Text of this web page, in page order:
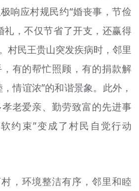
响应村规民约“婚丧事，节俭
礼，不仅节省了开支，还赢得
村民王贵山突发疾病时，邻里
有的帮忙照顾，有的捐款解
情谊浓”的和谐景象。此外，
老爱亲、勤劳致富的先进事
约束”变成了村民自觉行动
，环境整洁有序，邻里和睦